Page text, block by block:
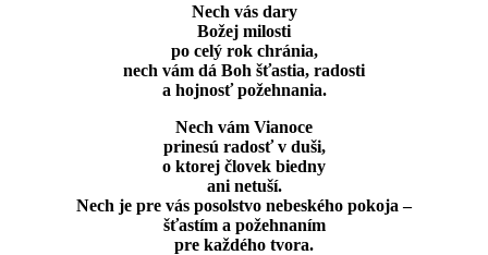
Nech vás dary
Božej milosti
po celý rok chránia,
nech vám dá Boh šťastia, radosti
a hojnosť požehnania.
Nech vám Vianoce
prinesú radosť v duši,
o ktorej človek biedny
ani netuší.
Nech je pre vás posolstvo nebeského pokoja –
šťastím a požehnaním
pre každého tvora.